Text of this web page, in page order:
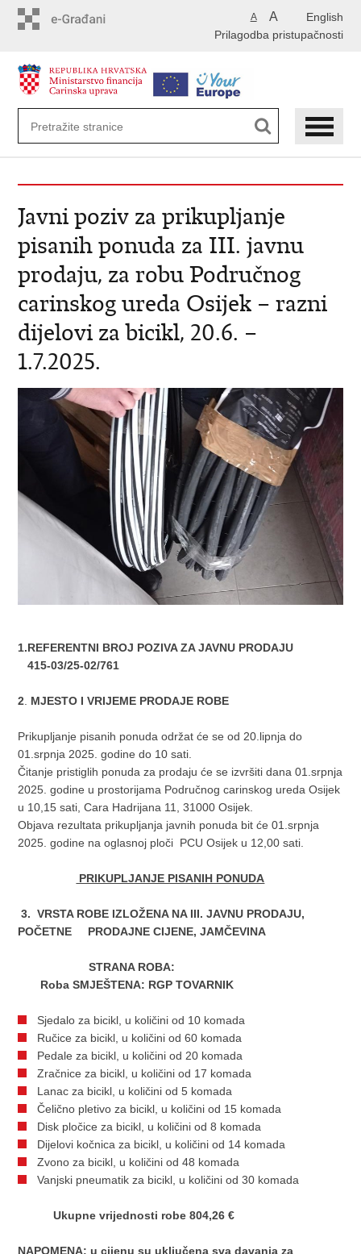
English
A A
Prilagodba pristupačnosti
Javni poziv za prikupljanje
pisanih ponuda za III. javnu
prodaju, za robu Područnog
carinskog ureda Osijek – razni
dijelovi za bicikl, 20.6. –
1.7.2025.
1.REFERENTNI BROJ POZIVA ZA JAVNU PRODAJU
415-03/25-02/761
2 MJESTO I VRIJEME PRODAJE ROBE
Prikupljanje pisanih ponuda održat će se od 20.lipnja do
01.srpnja 2025. godine do 10 sati.
Čitanje pristiglih ponuda za prodaju će se izvršiti dana 01.srpnja
2025. godine u prostorijama Područnog carinskog ureda Osijek
u 10,15 sati, Cara Hadrijana 11, 31000 Osijek.
Objava rezultata prikupljanja javnih ponuda bit će 01.srpnja
2025. godine na oglasnoj ploči PCU Osijek u 12,00 sati.
PRIKUPLJANJE PISANIH PONUDA
3. VRSTA ROBE IZLOŽENA NA III. JAVNU PRODAJU,
POČETNE PRODAJNE CIJENE, JAMČEVINA
STRANA ROBA:
Roba SMJEŠTENA: RGP TOVARNIK
Sjedalo za bicikl, u količini od 10 komada
Ručice za bicikl, u količini od 60 komada
Pedale za bicikl, u količini od 20 komada
Zračnice za bicikl, u količini od 17 komada
Lanac za bicikl, u količini od 5 komada
Čelično pletivo za bicikl, u količini od 15 komada
Disk pločice za bicikl, u količini od 8 komada
Dijelovi kočnica za bicikl, u količini od 14 komada
Zvono za bicikl, u količini od 48 komada
Vanjski pneumatik za bicikl, u količini od 30 komada
Ukupne vrijednosti robe 804,26 €
NAPOMENA: u cijenu su uključena sva davanja za